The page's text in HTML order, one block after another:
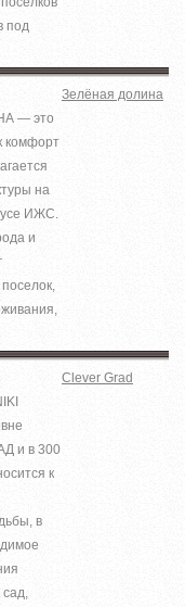
под
— это
комфорт
на
ИЖС.
и
Зелёная долина
и в 300
к
в
Clever Grad